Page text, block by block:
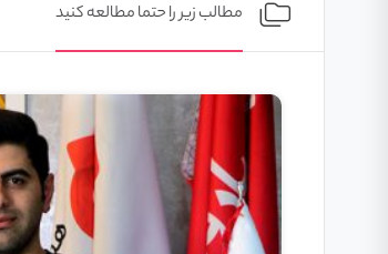
مطالب زیر را حتما مطالعه کنید